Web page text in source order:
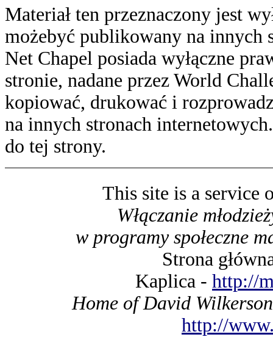
Materiał ten przeznaczony jest
możebyć publikowany na innych
Net Chapel posiada wyłączne
stronie, nadane przez World
kopiować, drukować i
na innych stronach
do tej strony.
This site is a service
Włączanie
w programy społeczne
Strona
Kaplica - http://
Home of David
http://